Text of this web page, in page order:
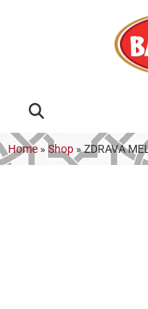
Home » Shop »ZDRAVA